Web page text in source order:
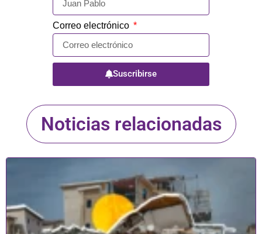
Correo electrónico
Suscribirse
Noticias relacionadas